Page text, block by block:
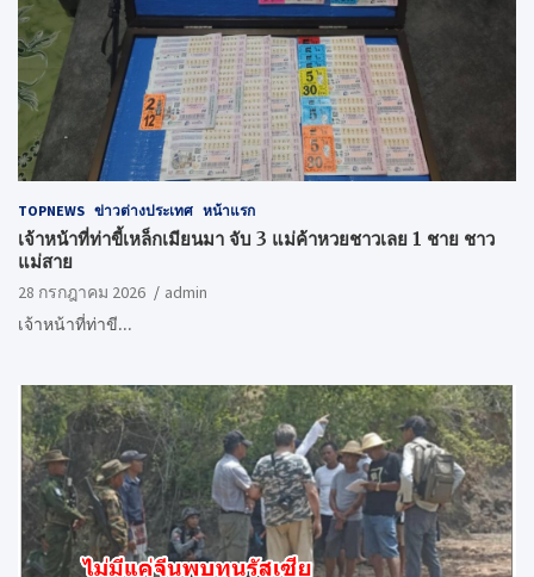
TOPNEWS ข่าวต่างประเทศ หน้าแรก
เจ้าหน้าที่ท่าขี้เหล็กเมียนมา จับ 3 แม่ค้าหวยชาวเลย 1 ชาย ชาว
แม่สาย
28 กรกฎาคม 2026
admin
เจ้าหน้าที่ท่าขี…